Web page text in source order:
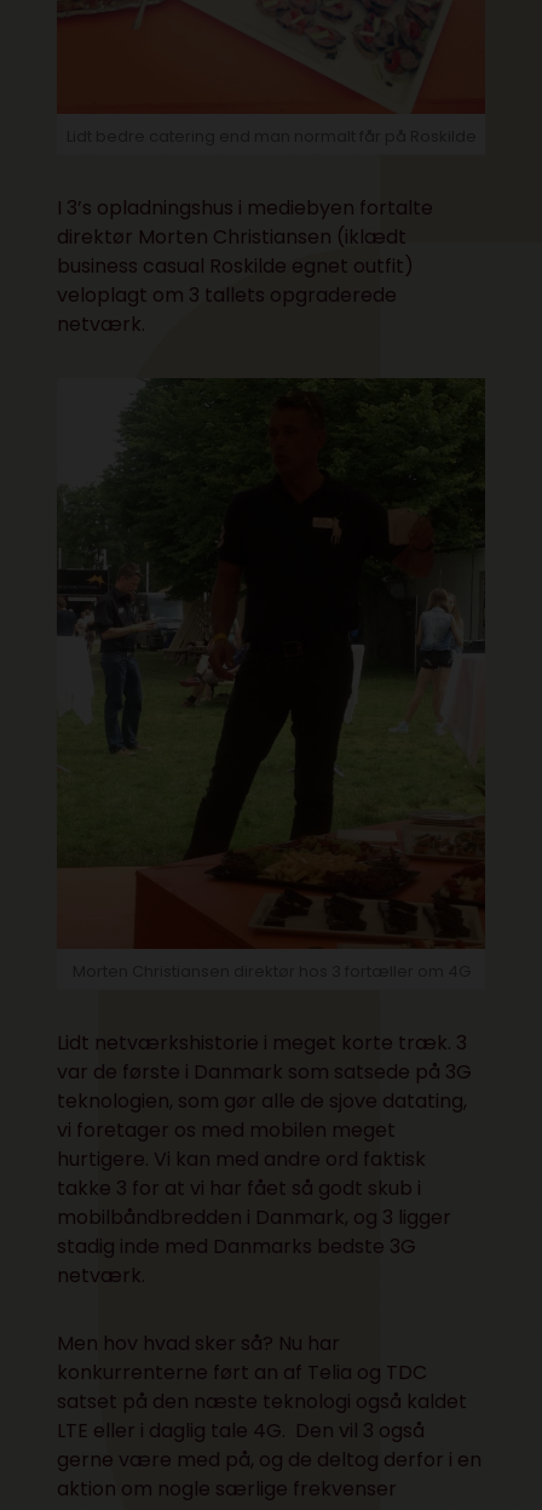
I 3’s opladningshus i mediebyen fortalte
direktør Morten Christiansen (iklædt
business casual Roskilde egnet outfit)
veloplagt om 3 tallets opgraderede
netværk.
Lidt netværkshistorie i meget korte træk. 3
var de første i Danmark som satsede på 3G
teknologien, som gør alle de sjove datating,
vi foretager os med mobilen meget
hurtigere. Vi kan med andre ord faktisk
takke 3 for at vi har fået så godt skub i
mobilbåndbredden i Danmark, og 3 ligger
stadig inde med Danmarks bedste 3G
netværk.
Men hov hvad sker så? Nu har
konkurrenterne ført an af Telia og TDC
satset på den næste teknologi også kaldet
LTE eller i daglig tale 4G. Den vil 3 også
gerne være med på, og de deltog derfor i en
aktion om nogle særlige frekvenser